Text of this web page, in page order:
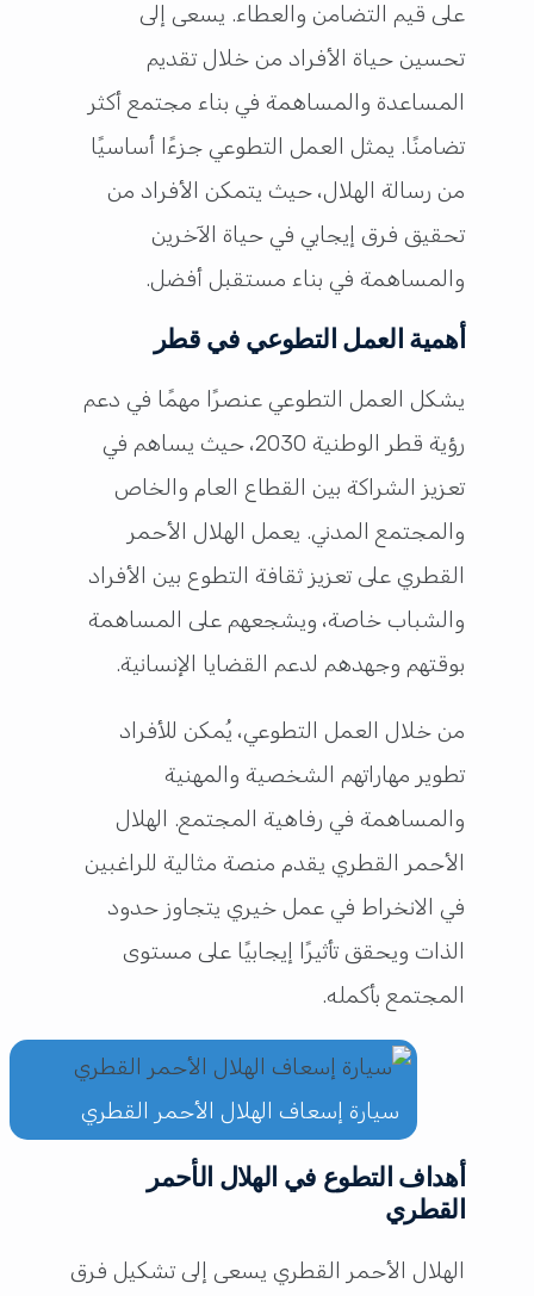
على قيم التضامن والعطاء. يسعى إلى
تحسين حياة الأفراد من خلال تقديم
المساعدة والمساهمة في بناء مجتمع أكثر
تضامنًا. يمثل العمل التطوعي جزءًا أساسيًا
من رسالة الهلال، حيث يتمكن الأفراد من
تحقيق فرق إيجابي في حياة الآخرين
والمساهمة في بناء مستقبل أفضل.
أهمية العمل التطوعي في قطر
يشكل العمل التطوعي عنصرًا مهمًا في دعم
رؤية قطر الوطنية 2030، حيث يساهم في
تعزيز الشراكة بين القطاع العام والخاص
والمجتمع المدني. يعمل الهلال الأحمر
القطري على تعزيز ثقافة التطوع بين الأفراد
والشباب خاصة، ويشجعهم على المساهمة
بوقتهم وجهدهم لدعم القضايا الإنسانية.
من خلال العمل التطوعي، يُمكن للأفراد
تطوير مهاراتهم الشخصية والمهنية
والمساهمة في رفاهية المجتمع. الهلال
الأحمر القطري يقدم منصة مثالية للراغبين
في الانخراط في عمل خيري يتجاوز حدود
الذات ويحقق تأثيرًا إيجابيًا على مستوى
المجتمع بأكمله.
سيارة إسعاف الهلال الأحمر القطري
أهداف التطوع في الهلال الأحمر
القطري
الهلال الأحمر القطري يسعى إلى تشكيل فرق